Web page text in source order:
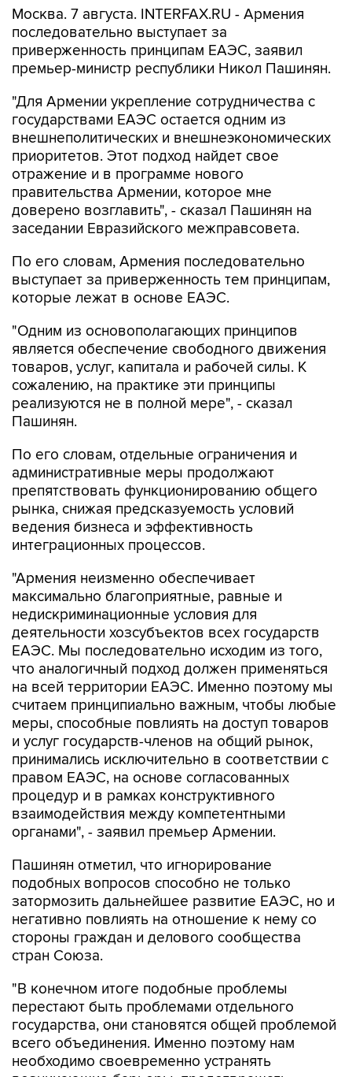
Москва. 7 августа. INTERFAX.RU - Армения
последовательно выступает за
приверженность принципам ЕАЭС, заявил
премьер-министр республики Никол Пашинян.
"Для Армении укрепление сотрудничества с
государствами ЕАЭС остается одним из
внешнеполитических и внешнеэкономических
приоритетов. Этот подход найдет свое
отражение и в программе нового
правительства Армении, которое мне
доверено возглавить", - сказал Пашинян на
заседании Евразийского межправсовета.
По его словам, Армения последовательно
выступает за приверженность тем принципам,
которые лежат в основе ЕАЭС.
"Одним из основополагающих принципов
является обеспечение свободного движения
товаров, услуг, капитала и рабочей силы. К
сожалению, на практике эти принципы
реализуются не в полной мере", - сказал
Пашинян.
По его словам, отдельные ограничения и
административные меры продолжают
препятствовать функционированию общего
рынка, снижая предсказуемость условий
ведения бизнеса и эффективность
интеграционных процессов.
"Армения неизменно обеспечивает
максимально благоприятные, равные и
недискриминационные условия для
деятельности хозсубъектов всех государств
ЕАЭС. Мы последовательно исходим из того,
что аналогичный подход должен применяться
на всей территории ЕАЭС. Именно поэтому мы
считаем принципиально важным, чтобы любые
меры, способные повлиять на доступ товаров
и услуг государств-членов на общий рынок,
принимались исключительно в соответствии с
правом ЕАЭС, на основе согласованных
процедур и в рамках конструктивного
взаимодействия между компетентными
органами", - заявил премьер Армении.
Пашинян отметил, что игнорирование
подобных вопросов способно не только
затормозить дальнейшее развитие ЕАЭС, но и
негативно повлиять на отношение к нему со
стороны граждан и делового сообщества
стран Союза.
"В конечном итоге подобные проблемы
перестают быть проблемами отдельного
государства, они становятся общей проблемой
всего объединения. Именно поэтому нам
необходимо своевременно устранять